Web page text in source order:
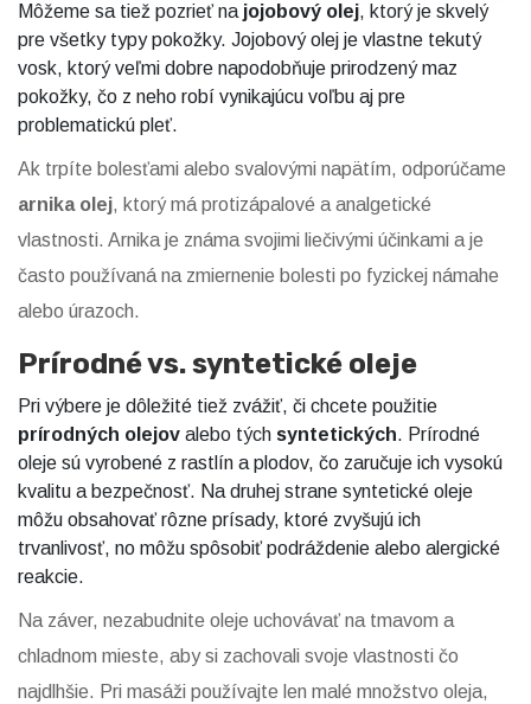
Môžeme sa tiež pozrieť na jojobový olej, ktorý je skvelý
pre všetky typy pokožky. Jojobový olej je vlastne tekutý
vosk, ktorý veľmi dobre napodobňuje prirodzený maz
pokožky, čo z neho robí vynikajúcu voľbu aj pre
problematickú pleť.
Ak trpíte bolesťami alebo svalovými napätím, odporúčame
arnika olej, ktorý má protizápalové a analgetické
vlastnosti. Arnika je známa svojimi liečivými účinkami a je
často používaná na zmiernenie bolesti po fyzickej námahe
alebo úrazoch.
Prírodné vs. syntetické oleje
Pri výbere je dôležité tiež zvážiť, či chcete použitie
prírodných olejov alebo tých syntetických. Prírodné
oleje sú vyrobené z rastlín a plodov, čo zaručuje ich vysokú
kvalitu a bezpečnosť. Na druhej strane syntetické oleje
môžu obsahovať rôzne prísady, ktoré zvyšujú ich
trvanlivosť, no môžu spôsobiť podráždenie alebo alergické
reakcie.
Na záver, nezabudnite oleje uchovávať na tmavom a
chladnom mieste, aby si zachovali svoje vlastnosti čo
najdlhšie. Pri masáži používajte len malé množstvo oleja,